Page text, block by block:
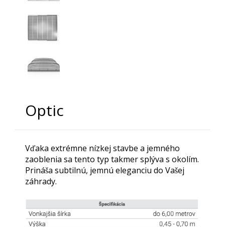
Optic
Vďaka extrémne nízkej stavbe a jemného
zaoblenia sa tento typ takmer splýva s okolím.
Prináša subtilnú, jemnú eleganciu do Vašej
záhrady.